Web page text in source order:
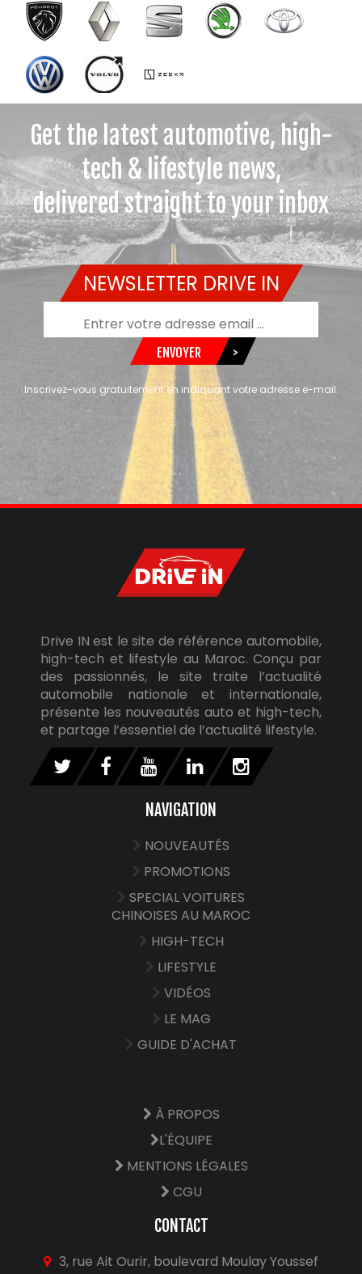
Get the latest automotive, high-
tech & lifestyle news,
delivered straight to your inbox
NEWSLETTER DRIVE IN
ENVOYER >
Inscrivez-vous gratuitement en indiquant votre adresse e-mail.
Drive IN est le site de référence automobile,
high-tech et lifestyle au Maroc. Conçu par
des passionnés, le site traite l’actualité
automobile nationale et internationale,
présente les nouveautés auto et high-tech,
et partage l’essentiel de l’actualité lifestyle.
NAVIGATION
NOUVEAUTÉS
PROMOTIONS
SPECIAL VOITURES
CHINOISES AU MAROC
HIGH-TECH
LIFESTYLE
VIDÉOS
LE MAG
GUIDE D'ACHAT
À PROPOS
L'ÉQUIPE
MENTIONS LÉGALES
CGU
CONTACT
3, rue Ait Ourir, boulevard Moulay Youssef